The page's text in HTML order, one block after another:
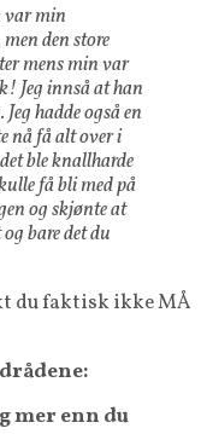
var min
den store
mens min var
Jeg innså at han
hadde også en
nå få alt over i
ble knallharde
få bli med på
og skjønte at
bare det du
du faktisk ikke MÅ
mer enn du